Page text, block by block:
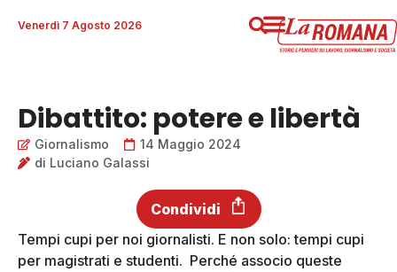
Venerdì 7 Agosto 2026
Dibattito: potere e libertà
Giornalismo
14 Maggio 2024
di Luciano Galassi
Condividi
Tempi cupi per noi giornalisti. E non solo: tempi cupi
per magistrati e studenti. Perché associo queste